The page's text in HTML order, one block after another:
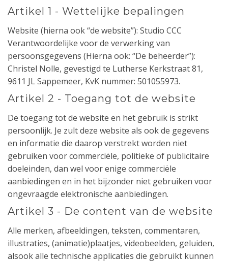
Artikel 1 - Wettelijke bepalingen
Website (hierna ook “de website”): Studio CCC
Verantwoordelijke voor de verwerking van
persoonsgegevens (Hierna ook: “De beheerder”):
Christel Nolle, gevestigd te Lutherse Kerkstraat 81,
9611 JL Sappemeer, KvK nummer: 501055973.
Artikel 2 - Toegang tot de website
De toegang tot de website en het gebruik is strikt
persoonlijk. Je zult deze website als ook de gegevens
en informatie die daarop verstrekt worden niet
gebruiken voor commerciële, politieke of publicitaire
doeleinden, dan wel voor enige commerciële
aanbiedingen en in het bijzonder niet gebruiken voor
ongevraagde elektronische aanbiedingen.
Artikel 3 - De content van de website
Alle merken, afbeeldingen, teksten, commentaren,
illustraties, (animatie)plaatjes, videobeelden, geluiden,
alsook alle technische applicaties die gebruikt kunnen